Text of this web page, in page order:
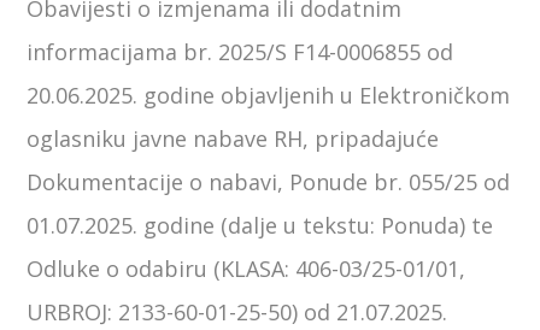
Obavijesti o izmjenama ili dodatnim
informacijama br. 2025/S F14-0006855 od
20.06.2025. godine objavljenih u Elektroničkom
oglasniku javne nabave RH, pripadajuće
Dokumentacije o nabavi, Ponude br. 055/25 od
01.07.2025. godine (dalje u tekstu: Ponuda) te
Odluke o odabiru (KLASA: 406-03/25-01/01,
URBROJ: 2133-60-01-25-50) od 21.07.2025.